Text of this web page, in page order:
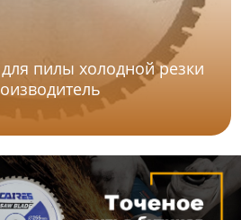
пилы холодной резки